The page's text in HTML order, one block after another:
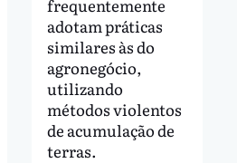
frequentemente
adotam práticas
similares às do
agronegócio,
utilizando
métodos violentos
de acumulação de
terras.